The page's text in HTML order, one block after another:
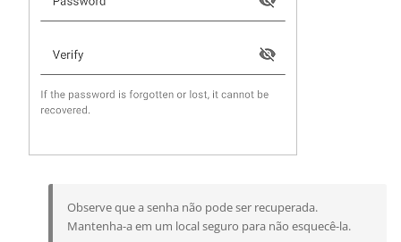
Observe que a senha não pode ser recuperada.
Mantenha-a em um local seguro para não esquecê-la.